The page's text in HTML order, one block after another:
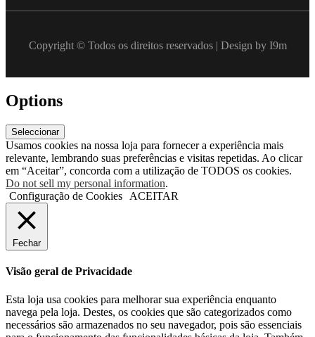
Copyright © Todos os direitos reservados | Design by I9m
Options
Seleccionar
Usamos cookies na nossa loja para fornecer a experiência mais
relevante, lembrando suas preferências e visitas repetidas. Ao clicar
em “Aceitar”, concorda com a utilização de TODOS os cookies.
Do not sell my personal information.
Configuração de Cookies
ACEITAR
Fechar
Visão geral de Privacidade
Esta loja usa cookies para melhorar sua experiência enquanto
navega pela loja. Destes, os cookies que são categorizados como
necessários são armazenados no seu navegador, pois são essenciais